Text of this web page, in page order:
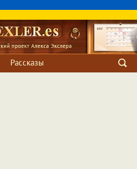
Рассказы